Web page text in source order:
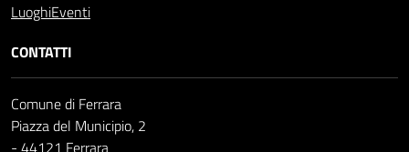
LuoghiEventi
CONTATTI
Comune di Ferrara
Piazza del Municipio, 2
- 44121 Ferrara